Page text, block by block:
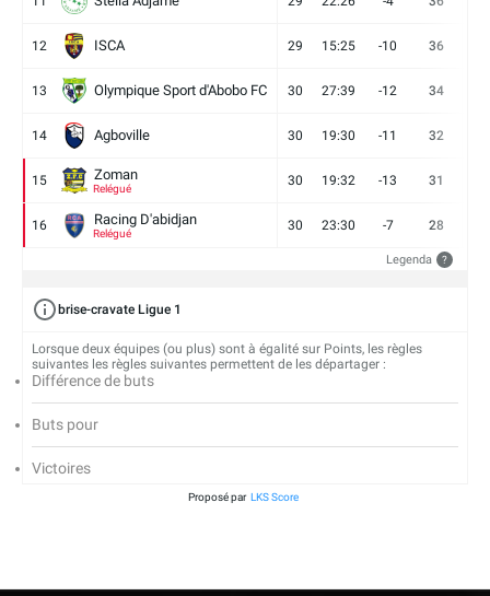
12 ISCA 29 15:25 -10 36
13 Olympique Sport d'Abobo FC 30 27:39 -12 34
14 Agboville 30 19:30 -11 32
15 Zoman
Relégué
30 19:32 -13 31
16 Racing D'abidjan
Relégué
30 23:30 -7 28
Legenda ?
brise-cravate Ligue 1
Lorsque deux équipes (ou plus) sont à égalité sur Points, les règles
suivantes les règles suivantes permettent de les départager :
Différence de buts
Buts pour
Victoires
Proposé par LKS Score